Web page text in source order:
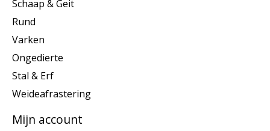
Schaap & Geit
Rund
Varken
Ongedierte
Stal & Erf
Weideafrastering
Mijn account